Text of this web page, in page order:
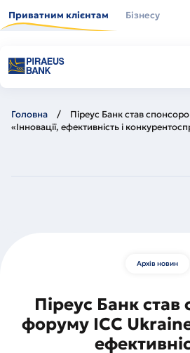
до
основного
Приватним клієнтам Бізнесу
Головна
Піреус Банк став
«Інновації, ефективність і
Архів новин
Піреус Банк
форуму ICC Ukraine